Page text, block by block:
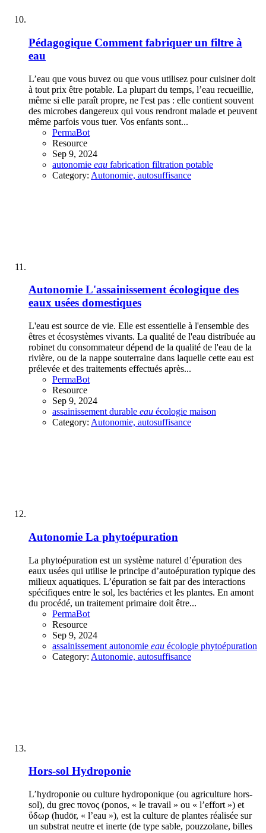
Pédagogique Comment fabriquer un filtre à
eau
L’eau que vous buvez ou que vous utilisez pour cuisiner doit
à tout prix être potable. La plupart du temps, l’eau recueillie,
même si elle paraît propre, ne l'est pas : elle contient souvent
des microbes dangereux qui vous rendront malade et peuvent
même parfois vous tuer. Vos enfants sont...
PermaBot
Resource
Sep 9, 2024
autonomie eau fabrication filtration potable
Category: Autonomie, autosuffisance
Autonomie L'assainissement écologique des
eaux usées domestiques
L'eau est source de vie. Elle est essentielle à l'ensemble des
êtres et écosystèmes vivants. La qualité de l'eau distribuée au
robinet du consommateur dépend de la qualité de l'eau de la
rivière, ou de la nappe souterraine dans laquelle cette eau est
prélevée et des traitements effectués après...
PermaBot
Resource
Sep 9, 2024
assainissement durable eau écologie maison
Category: Autonomie, autosuffisance
Autonomie La phytoépuration
La phytoépuration est un système naturel d’épuration des
eaux usées qui utilise le principe d’autoépuration typique des
milieux aquatiques. L’épuration se fait par des interactions
spécifiques entre le sol, les bactéries et les plantes. En amont
du procédé, un traitement primaire doit être...
PermaBot
Resource
Sep 9, 2024
assainissement autonomie eau écologie phytoépuration
Category: Autonomie, autosuffisance
Hors-sol Hydroponie
L’hydroponie ou culture hydroponique (ou agriculture hors-
sol), du grec πονος (ponos, « le travail » ou « l’effort ») et
ὕδωρ (hudōr, « l’eau »), est la culture de plantes réalisée sur
un substrat neutre et inerte (de type sable, pouzzolane, billes